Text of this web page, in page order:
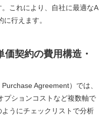
これにより、自社に最適なA
行えます。
契約の費用構造・
Agreement）では、
プションコストなど複数軸で
うにチェックリストで分析